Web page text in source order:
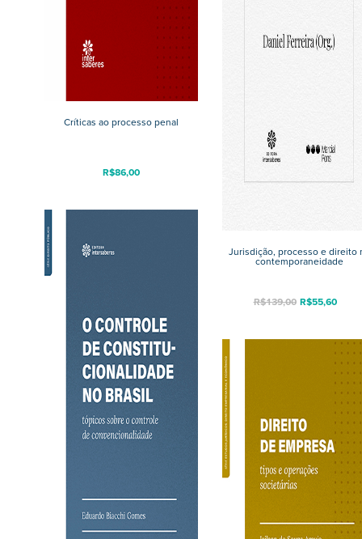
Críticas ao processo penal
R$86,00
Jurisdição, processo e direito
contemporaneidade
R$139,00 R$55,60